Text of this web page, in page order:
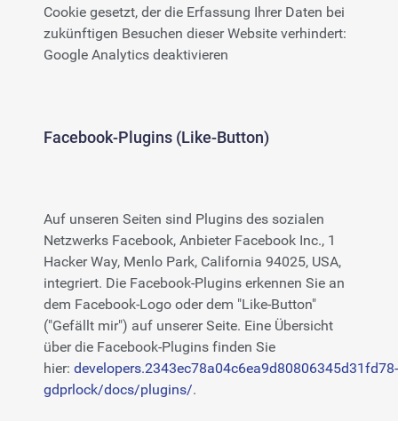
Cookie gesetzt, der die Erfassung Ihrer Daten bei
zukünftigen Besuchen dieser Website verhindert:
Google Analytics deaktivieren
Facebook-Plugins (Like-Button)
Auf unseren Seiten sind Plugins des sozialen
Netzwerks Facebook, Anbieter Facebook Inc., 1
Hacker Way, Menlo Park, California 94025, USA,
integriert. Die Facebook-Plugins erkennen Sie an
dem Facebook-Logo oder dem "Like-Button"
("Gefällt mir") auf unserer Seite. Eine Übersicht
über die Facebook-Plugins finden Sie
hier: developers.2343ec78a04c6ea9d80806345d31fd78-
gdprlock/docs/plugins/.